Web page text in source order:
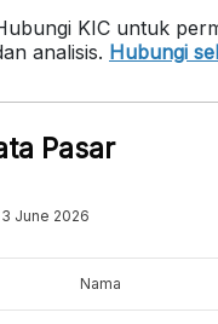
KIC untuk
analisis. Hubungi
Pasar
June 2026
Nama